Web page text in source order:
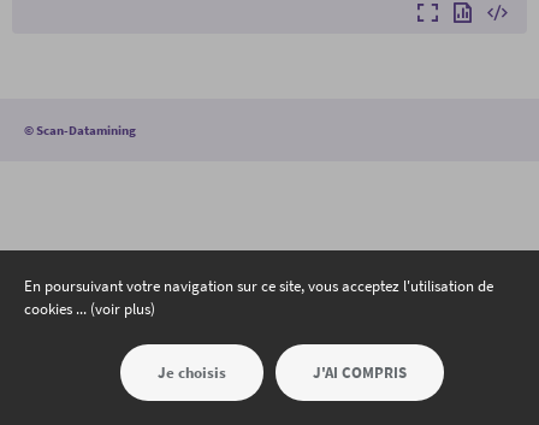
AgrandirExporter
©Scan-Datamining
En poursuivant votre navigation sur ce site, vous acceptez l'utilisation de
cookies ... (voir plus)
Je choisis J'AI COMPRIS